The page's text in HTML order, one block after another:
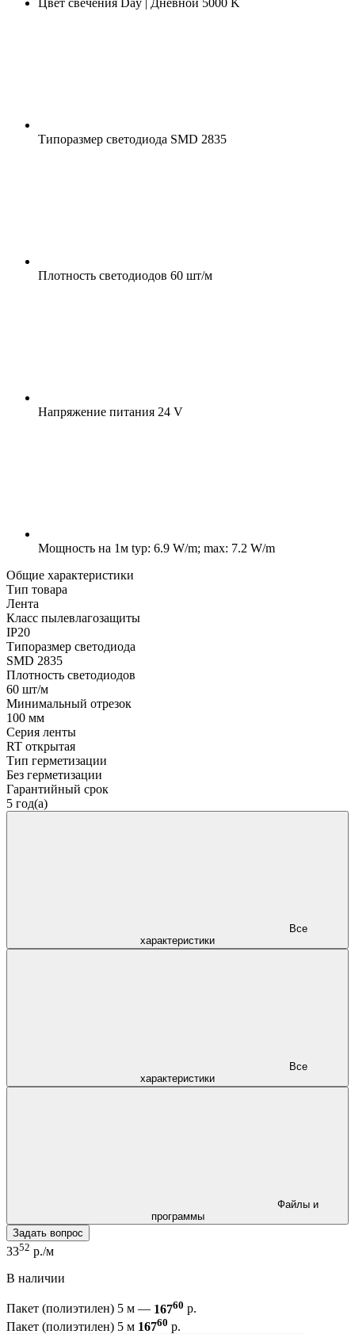
Типоразмер светодиода SMD 2835
Плотность светодиодов 60 шт/м
Напряжение питания 24 V
Мощность на 1м typ: 6.9 W/m; max: 7.2 W/m
Общие характеристики
Тип товара
Лента
Класс пылевлагозащиты
IP20
Типоразмер светодиода
SMD 2835
Плотность светодиодов
60 шт/м
Минимальный отрезок
100 мм
Серия ленты
RT открытая
Тип герметизации
Без герметизации
Гарантийный срок
5 год(а)
характеристики
характеристики
программы
Задать вопрос
3352 р./м
В наличии
Пакет (полиэтилен) 5 м — 16760 р.
Пакет (полиэтилен) 5 м 16760 р.